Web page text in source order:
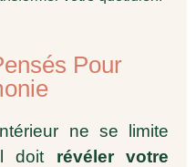
Pour
ne se limite
doit révéler votre